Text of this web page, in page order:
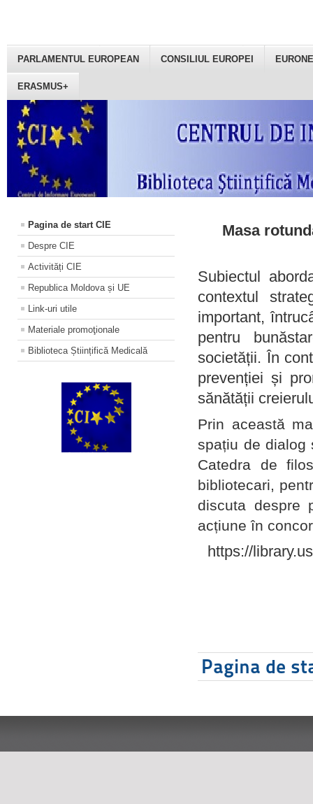
PARLAMENTUL EUROPEAN CONSILIUL EUROPEI
ERASMUS+
Pagina de start CIE
Despre CIE
Activități CIE
Republica Moldova și UE
Link-uri utile
Materiale promoţionale
Biblioteca Științifică Medicală
Masa
Subiectul
contextul
important,
pentru
societății. În
prevenției și
sănătății
Prin această
spațiu de dialog
Catedra de
bibliotecari,
discuta despre
acțiune în
https://
Pagina de